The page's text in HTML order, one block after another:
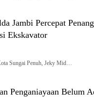
Jambi Percepat
Ekskavator
Sungai Penuh, Jeky Mid…
Penganiayaan Belum